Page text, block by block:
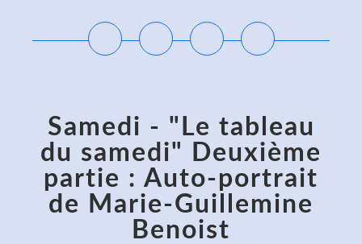
Samedi - "Le tableau
du samedi" Deuxième
partie : Auto-portrait
de Marie-Guillemine
Benoist